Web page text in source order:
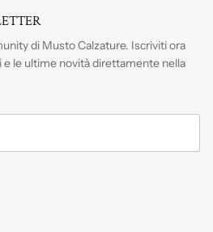
di Musto Calzature. Iscrivitiora
le ultime novità direttamente nella